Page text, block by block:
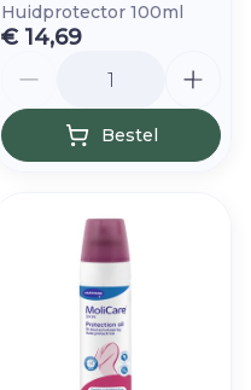
Huidprotector 100ml
€ 14,69
Bestel